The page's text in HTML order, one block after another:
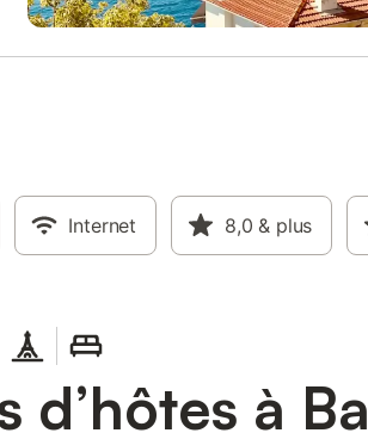
Internet 8,0 & plus
d’hôtes à